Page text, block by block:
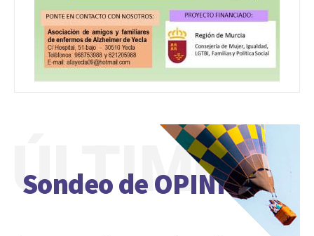
Sondeo de OPINIÓN
ÚLTIMO